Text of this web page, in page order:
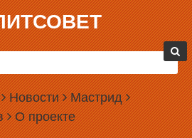
Новости Мастрид
О проекте
— В ЧАСТНУЮ
Конституционный суд разрешил
жилья, полученного гражданами
В оглашенном сегодня постановлении